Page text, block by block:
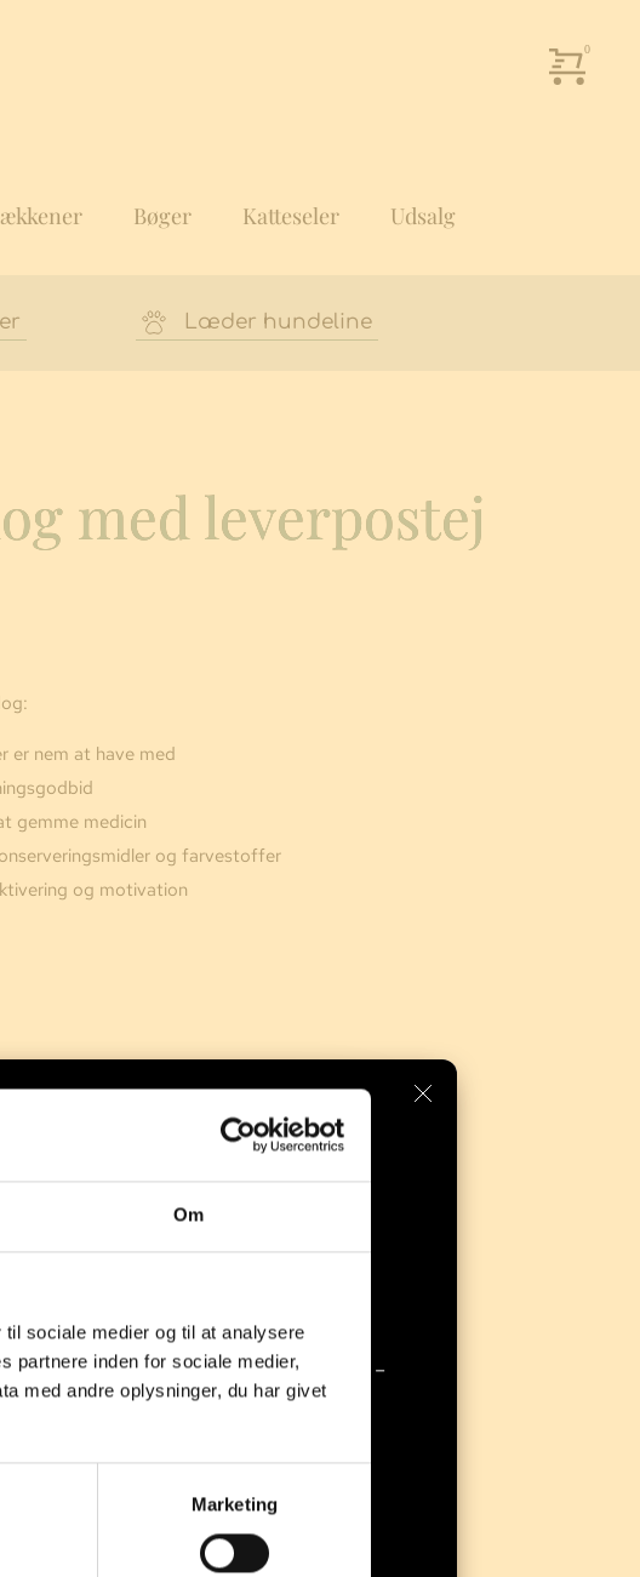
Om
sociale medier og til at analysere
partnere inden for sociale medier,
med andre oplysninger, du har givet
Marketing
Bøger Katteseler Udsalg
Læder hundeline
med leverpostej
er nem at have med
gemme medicin
og farvestoffer
og motivation
er perfekt som belønning under træning, på
orange farve fra Haqihana er landet –